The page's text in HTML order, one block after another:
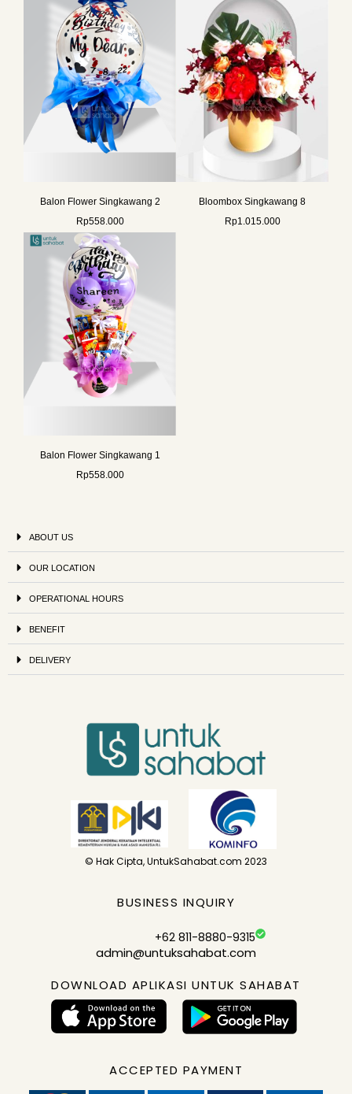
Balon Flower Singkawang 2
Rp558.000
Bloombox Singkawang 8
Rp1.015.000
Balon Flower Singkawang 1
Rp558.000
ABOUT US
OUR LOCATION
OPERATIONAL HOURS
BENEFIT
DELIVERY
© Hak Cipta, UntukSahabat.com 2023
BUSINESS INQUIRY
+62 811-8880-9315
admin@untuksahabat.com
DOWNLOAD APLIKASI UNTUK SAHABAT
ACCEPTED PAYMENT